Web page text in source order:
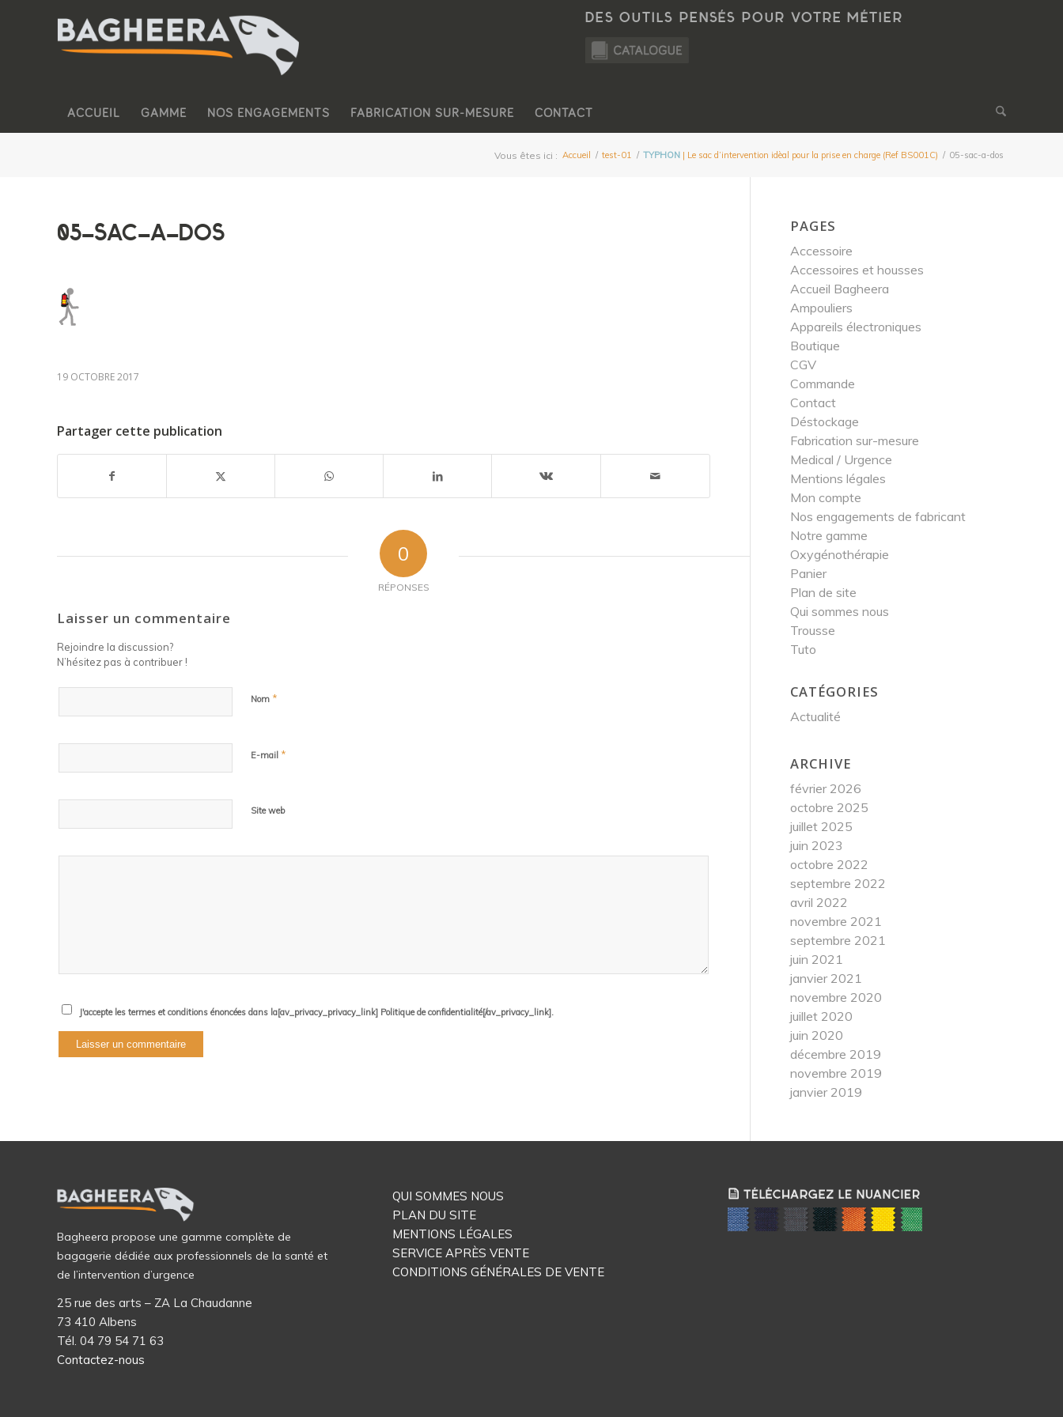
DES OUTILS PENSÉS POUR VOTRE MÉTIER
ACCUEIL GAMME NOS ENGAGEMENTS FABRICATION SUR-MESURE CONTACT
Vous êtes ici : Accueil / test-01 / TYPHON | Le sac d’intervention idèal pour la prise en charge (Ref BS001C) / 05-sac-a-dos
05-SAC-A-DOS
19 OCTOBRE 2017
Partager cette publication
0
RÉPONSES
Laisser un commentaire
Rejoindre la discussion?
N’hésitez pas à contribuer !
Nom *
E-mail *
Site web
J'accepte les termes et conditions énoncées dans la[av_privacy_privacy_link] Politique de confidentialité[/av_privacy_link].
PAGES
Accessoire
Accessoires et housses
Accueil Bagheera
Ampouliers
Appareils électroniques
Boutique
CGV
Commande
Contact
Déstockage
Fabrication sur-mesure
Medical / Urgence
Mentions légales
Mon compte
Nos engagements de fabricant
Notre gamme
Oxygénothérapie
Panier
Plan de site
Qui sommes nous
Trousse
Tuto
CATÉGORIES
Actualité
ARCHIVE
février 2026
octobre 2025
juillet 2025
juin 2023
octobre 2022
septembre 2022
avril 2022
novembre 2021
septembre 2021
juin 2021
janvier 2021
novembre 2020
juillet 2020
juin 2020
décembre 2019
novembre 2019
janvier 2019
Bagheera propose une gamme complète de
bagagerie dédiée aux professionnels de la santé et
de l’intervention d’urgence
25 rue des arts – ZA La Chaudanne
73 410 Albens
Tél. 04 79 54 71 63
Contactez-nous
QUI SOMMES NOUS
PLAN DU SITE
MENTIONS LÉGALES
SERVICE APRÈS VENTE
CONDITIONS GÉNÉRALES DE VENTE